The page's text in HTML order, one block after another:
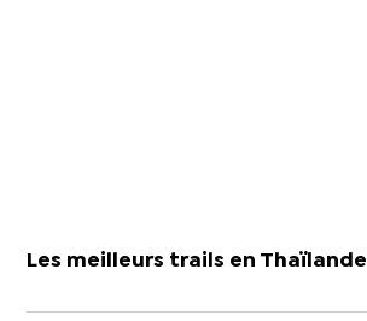
Les meilleurs trails en Thaïlande